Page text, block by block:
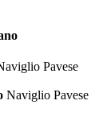
Pavese
Naviglio Pavese